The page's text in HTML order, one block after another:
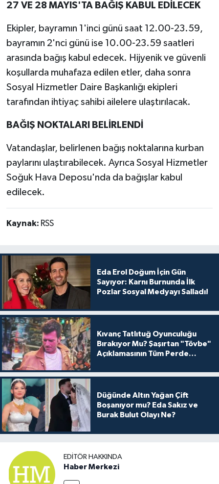
27 VE 28 MAYIS'TA BAĞIŞ KABUL EDİLECEK
Ekipler, bayramın 1'inci günü saat 12.00-23.59,
bayramın 2'nci günü ise 10.00-23.59 saatleri
arasında bağış kabul edecek. Hijyenik ve güvenli
koşullarda muhafaza edilen etler, daha sonra
Sosyal Hizmetler Daire Başkanlığı ekipleri
tarafından ihtiyaç sahibi ailelere ulaştırılacak.
BAĞIŞ NOKTALARI BELİRLENDİ
Vatandaşlar, belirlenen bağış noktalarına kurban
paylarını ulaştırabilecek. Ayrıca Sosyal Hizmetler
Soğuk Hava Deposu'nda da bağışlar kabul
edilecek.
Kaynak: RSS
Eda Erol Doğum İçin Gün
Sayıyor: Karnı Burnunda İlk
Pozlar Sosyal Medyayı Salladı!
Kıvanç Tatlıtuğ Oyunculuğu
Bırakıyor Mu? Şaşırtan "Tövbe"
Açıklamasının Tüm Perde
Düğünde Altın Yağan Çift
Boşanıyor mu? Eda Sakız ve
Burak Bulut Olayı Ne?
EDITÖR HAKKINDA
Haber Merkezi